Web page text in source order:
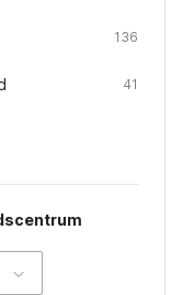
136
41